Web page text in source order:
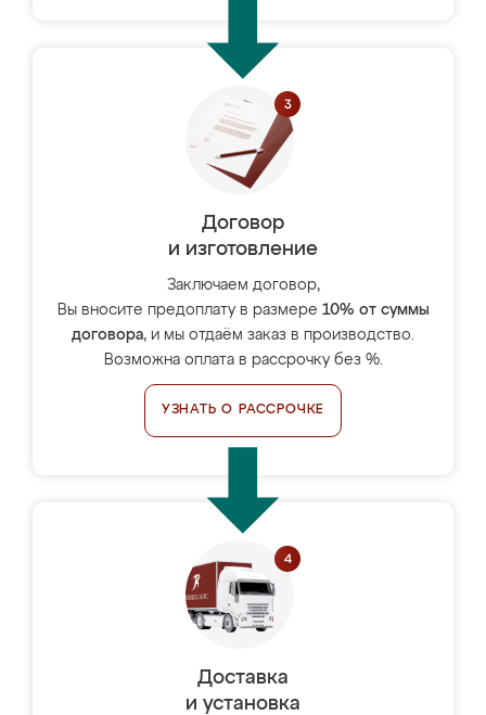
Договор
и изготовление
Заключаем договор,
Вы вносите предоплату в размере 10% от суммы
договора, и мы отдаём заказ в производство.
Возможна оплата в рассрочку без %.
УЗНАТЬ О РАССРОЧКЕ
Доставка
и установка